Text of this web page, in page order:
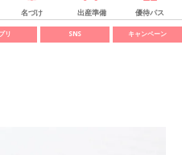
名づけ 出産準備 優待パス
リ SNS キャンペーン